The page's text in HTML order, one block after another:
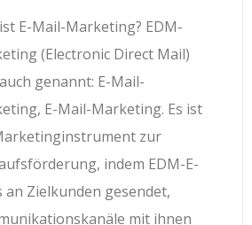
E-Mail-Marketing? EDM-
(Electronic Direct Mail)
genannt: E-Mail-
E-Mail-Marketing. Es ist
zur
indem EDM-E-
an Zielkunden gesendet,
mit ihnen